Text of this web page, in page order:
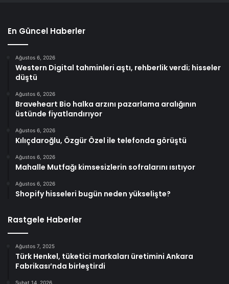
En Güncel Haberler
Ağustos 6, 2026
Western Digital tahminleri aştı, rehberlik verdi; hisseler
düştü
Ağustos 6, 2026
Braveheart Bio halka arzını pazarlama aralığının
üstünde fiyatlandırıyor
Ağustos 6, 2026
Kılıçdaroğlu, Özgür Özel ile telefonda görüştü
Ağustos 6, 2026
Mahalle Mutfağı kimsesizlerin sofralarını ısıtıyor
Ağustos 6, 2026
Shopify hisseleri bugün neden yükselişte?
Rastgele Haberler
Ağustos 7, 2025
Türk Henkel, tüketici markaları üretimini Ankara
Fabrikası’nda birleştirdi
Şubat 14, 2026